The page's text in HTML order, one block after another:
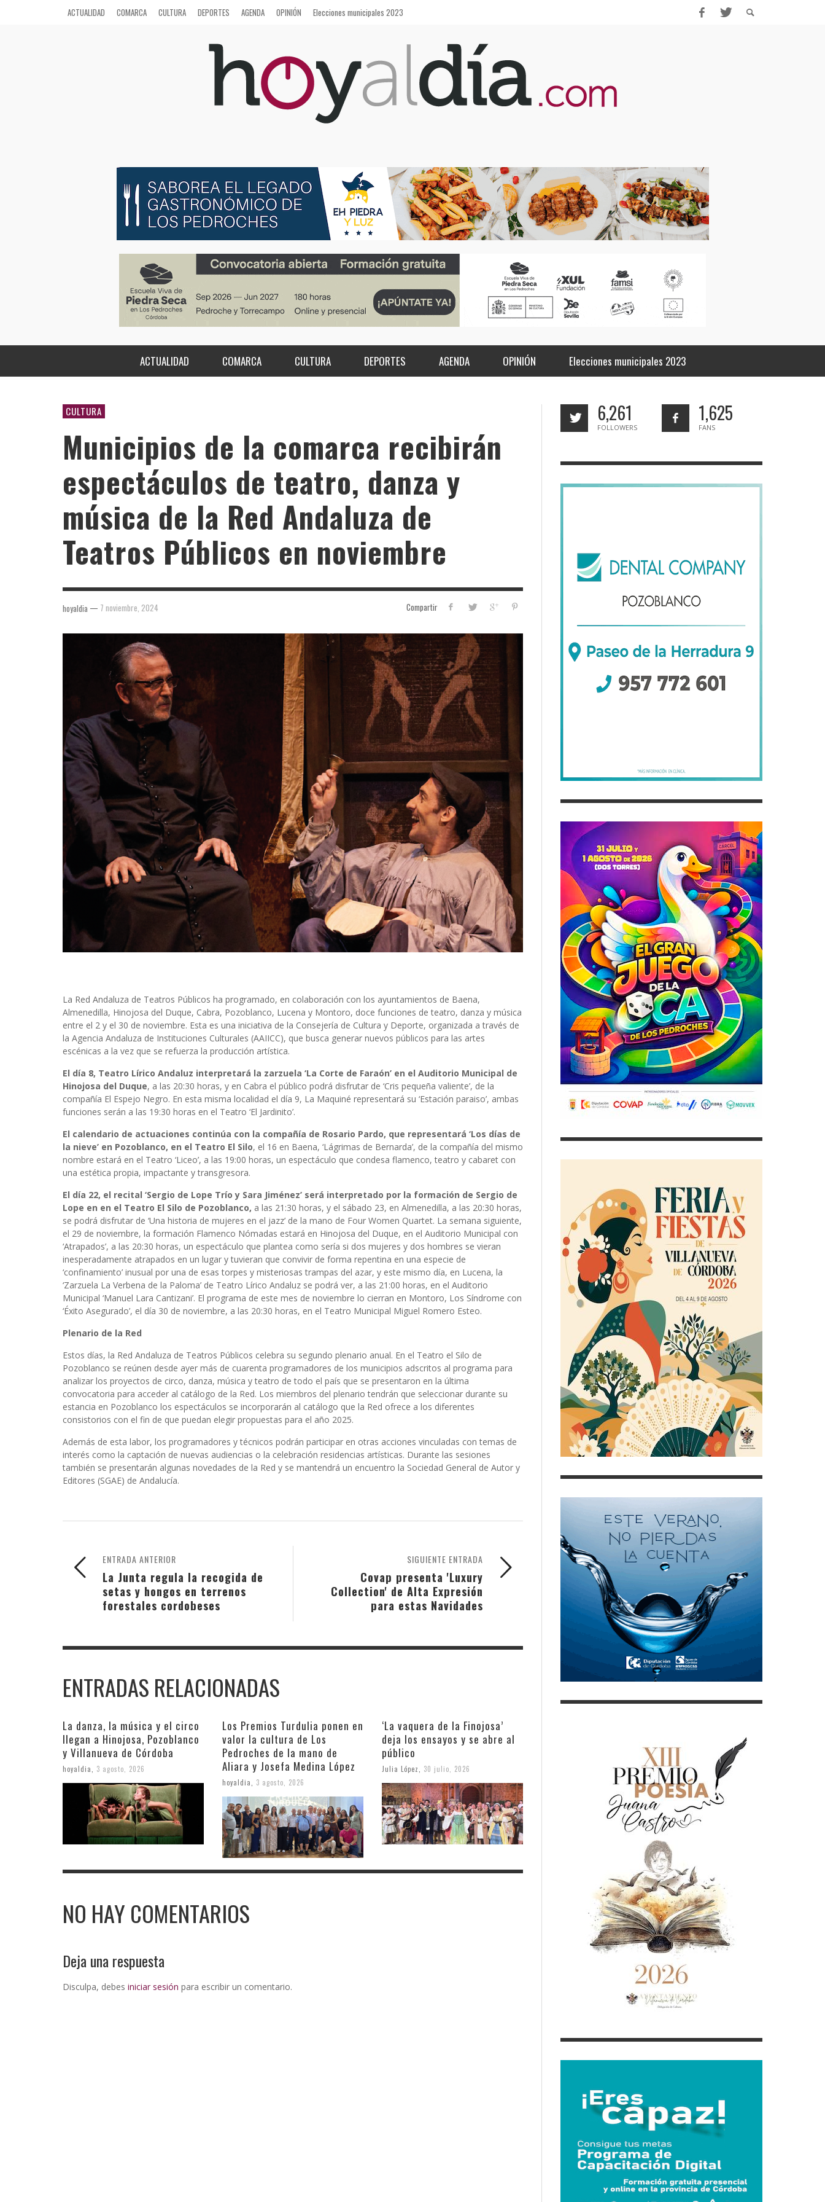
ACTUALIDAD COMARCA CULTURA DEPORTES AGENDA OPINIÓN Elecciones municipales 2023
ACTUALIDAD COMARCA CULTURA DEPORTES AGENDA OPINIÓN Elecciones municipales 2023
CULTURA
Municipios de la comarca recibirán
espectáculos de teatro, danza y
música de la Red Andaluza de
Teatros Públicos en noviembre
Compartir
hoyaldia — 7 noviembre, 2024
La Red Andaluza de Teatros Públicos ha programado, en colaboración con los ayuntamientos de Baena,
Almenedilla, Hinojosa del Duque, Cabra, Pozoblanco, Lucena y Montoro, doce funciones de teatro, danza y música
entre el 2 y el 30 de noviembre. Esta es una iniciativa de la Consejería de Cultura y Deporte, organizada a través de
la Agencia Andaluza de Instituciones Culturales (AAIICC), que busca generar nuevos públicos para las artes
escénicas a la vez que se refuerza la producción artística.
El día 8, Teatro Lírico Andaluz interpretará la zarzuela ‘La Corte de Faraón’ en el Auditorio Municipal de
Hinojosa del Duque, a las 20:30 horas, y en Cabra el público podrá disfrutar de ‘Cris pequeña valiente’, de la
compañía El Espejo Negro. En esta misma localidad el día 9, La Maquiné representará su ‘Estación paraiso’, ambas
funciones serán a las 19:30 horas en el Teatro ‘El Jardinito’.
El calendario de actuaciones continúa con la compañía de Rosario Pardo, que representará ‘Los días de
la nieve’ en Pozoblanco, en el Teatro El Silo, el 16 en Baena, ‘Lágrimas de Bernarda’, de la compañía del mismo
nombre estará en el Teatro ‘Liceo’, a las 19:00 horas, un espectáculo que condesa flamenco, teatro y cabaret con
una estética propia, impactante y transgresora.
El día 22, el recital ‘Sergio de Lope Trío y Sara Jiménez’ será interpretado por la formación de Sergio de
Lope en en el Teatro El Silo de Pozoblanco, a las 21:30 horas, y el sábado 23, en Almenedilla, a las 20:30 horas,
se podrá disfrutar de ‘Una historia de mujeres en el jazz’ de la mano de Four Women Quartet. La semana siguiente,
el 29 de noviembre, la formación Flamenco Nómadas estará en Hinojosa del Duque, en el Auditorio Municipal con
‘Atrapados’, a las 20:30 horas, un espectáculo que plantea como sería si dos mujeres y dos hombres se vieran
inesperadamente atrapados en un lugar y tuvieran que convivir de forma repentina en una especie de
‘confinamiento’ inusual por una de esas torpes y misteriosas trampas del azar, y este mismo día, en Lucena, la
‘Zarzuela La Verbena de la Paloma’ de Teatro Lírico Andaluz se podrá ver, a las 21:00 horas, en el Auditorio
Municipal ‘Manuel Lara Cantizani’. El programa de este mes de noviembre lo cierran en Montoro, Los Síndrome con
‘Éxito Asegurado’, el día 30 de noviembre, a las 20:30 horas, en el Teatro Municipal Miguel Romero Esteo.
Plenario de la Red
Estos días, la Red Andaluza de Teatros Públicos celebra su segundo plenario anual. En el Teatro el Silo de
Pozoblanco se reúnen desde ayer más de cuarenta programadores de los municipios adscritos al programa para
analizar los proyectos de circo, danza, música y teatro de todo el país que se presentaron en la última
convocatoria para acceder al catálogo de la Red. Los miembros del plenario tendrán que seleccionar durante su
estancia en Pozoblanco los espectáculos se incorporarán al catálogo que la Red ofrece a los diferentes
consistorios con el fin de que puedan elegir propuestas para el año 2025.
Además de esta labor, los programadores y técnicos podrán participar en otras acciones vinculadas con temas de
interés como la captación de nuevas audiencias o la celebración residencias artísticas. Durante las sesiones
también se presentarán algunas novedades de la Red y se mantendrá un encuentro la Sociedad General de Autor y
Editores (SGAE) de Andalucía.
SIGUIENTE ENTRADA
Covap presenta 'Luxury
Collection' de Alta Expresión
para estas Navidades
ENTRADA ANTERIOR
La Junta regula la recogida de
setas y hongos en terrenos
forestales cordobeses
ENTRADAS RELACIONADAS
La danza, la música y el circo
llegan a Hinojosa, Pozoblanco
y Villanueva de Córdoba
hoyaldia 3 agosto, 2026
Los Premios Turdulia ponen en
valor la cultura de Los
Pedroches de la mano de
Aliara y Josefa Medina López
hoyaldia 3 agosto, 2026
‘La vaquera de la Finojosa’
deja los ensayos y se abre al
público
Julia López 30 julio, 2026
NO HAY COMENTARIOS
Deja una respuesta
Disculpa, debes iniciar sesión para escribir un comentario.
6,261
FOLLOWERS
1,625
FANS